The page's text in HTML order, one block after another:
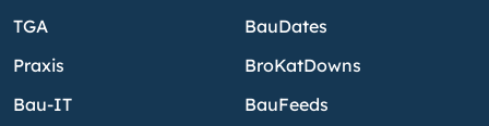
TGA
Praxis
Bau-IT
BauDates
BroKatDowns
BauFeeds